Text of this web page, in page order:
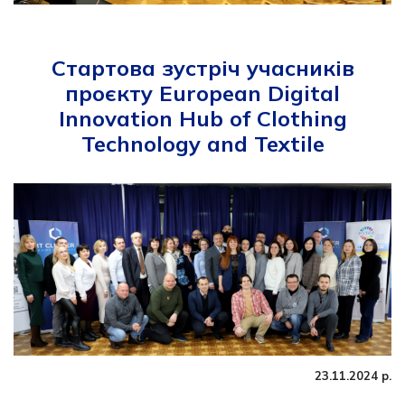
Стартова зустріч учасників
проєкту European Digital
Innovation Hub of Clothing
Technology and Textile
23.11.2024 р.